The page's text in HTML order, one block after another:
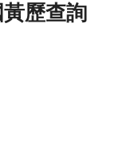
歷查詢